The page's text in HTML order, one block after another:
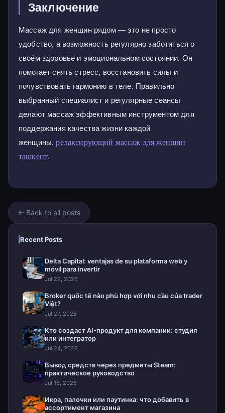
Заключение
Массаж для женщин рядом — это не просто
удобство, а возможность регулярно заботиться о
своём здоровье и эмоциональном состоянии. Он
помогает снять стресс, восстановить силы и
почувствовать гармонию в теле. Правильно
выбранный специалист и регулярные сеансы
делают массаж эффективным инструментом для
поддержания качества жизни каждой
женщины.релаксирующий массаж для женщин
ташкент.
← Back to all posts
Recent Posts
Delta Capital: ventajas de su plataforma web y
móvil para invertir
Jul 29, 2026
Broker quốc tế nào phù hợp với nhu cầu của trader
Việt?
Jul 27, 2026
Кто создаст AI-продукт для компании: студия
или интегратор
Jul 24, 2026
Вывод средств через предметы Steam:
практическое руководство
Jul 16, 2026
Икра, палочки или паутинка: что добавить в
ассортимент магазина